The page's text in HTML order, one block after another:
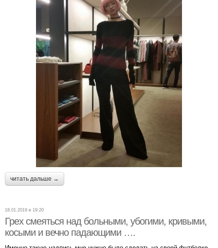
читать дальше →
18.01.2019 в 19:20
Грех смеяться над больными, убогими, кривыми,
косыми и вечно падающими ….